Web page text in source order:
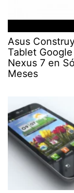
Asus
Tablet Google
Nexus 7 en
Meses